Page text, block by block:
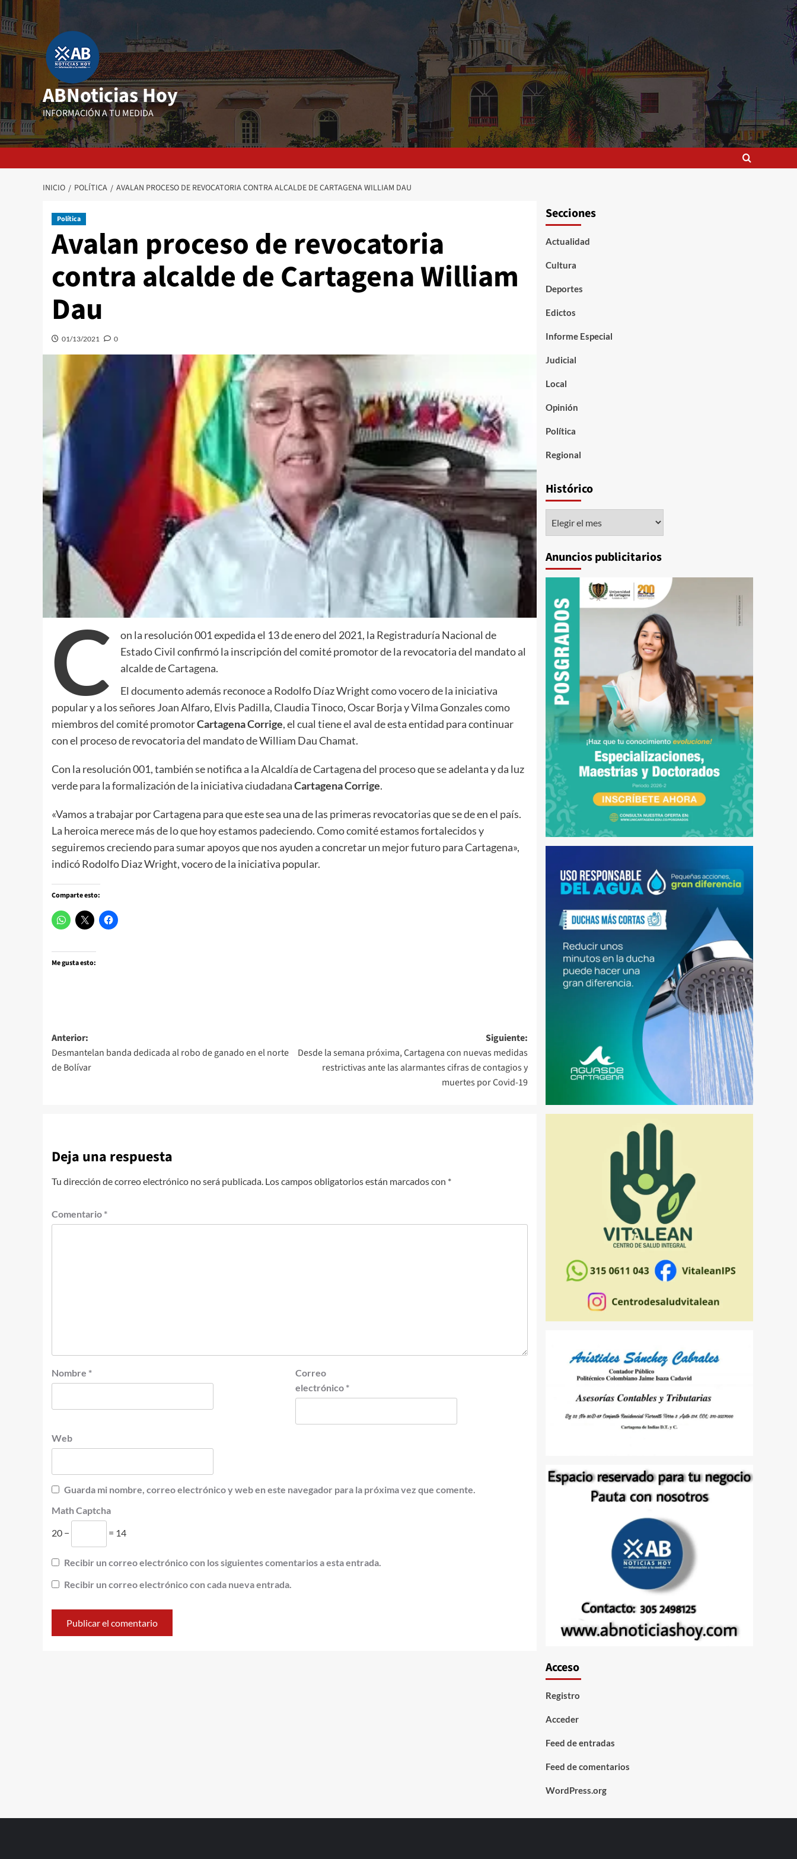
al
contenido
ABNoticias Hoy
INFORMACIÓN A TU MEDIDA
INICIO POLÍTICA AVALAN PROCESO DE REVOCATORIA CONTRA ALCALDE DE CARTAGENA WILLIAM DAU
Política
Avalan proceso de revocatoria
contra alcalde de Cartagena William
Dau
01/13/2021 0
C
on la resolución 001 expedida el 13 de enero del 2021, la Registraduría Nacional de
Estado Civil confirmó la inscripción del comité promotor de la revocatoria del mandato al
alcalde de Cartagena.
El documento además reconoce a Rodolfo Díaz Wright como vocero de la iniciativa
popular y a los señores Joan Alfaro, Elvis Padilla, Claudia Tinoco, Oscar Borja y Vilma Gonzales como
miembros del comité promotorCartagena Corrige, el cual tiene el aval de esta entidad para continuar
con el proceso de revocatoria del mandato de William Dau Chamat.
Con la resolución 001, también se notifica a la Alcaldía de Cartagena del proceso que se adelanta y da luz
verde para la formalización de la iniciativa ciudadanaCartagena Corrige.
«Vamos a trabajar por Cartagena para que este sea una de las primeras revocatorias que se de en el país.
La heroica merece más de lo que hoy estamos padeciendo. Como comité estamos fortalecidos y
seguiremos creciendo para sumar apoyos que nos ayuden a concretar un mejor futuro para Cartagena»,
indicó Rodolfo Diaz Wright, vocero de la iniciativa popular.
Comparte esto:
Me gusta esto:
Navegación
de
entradas
Anterior:
Desmantelan banda dedicada al robo de ganado en el norte
de Bolívar
Siguiente:
Desde la semana próxima, Cartagena con nuevas medidas
restrictivas ante las alarmantes cifras de contagios y
muertes por Covid-19
Deja una respuesta
Tu dirección de correo electrónico no será publicada. Los campos obligatorios están marcados con *
Comentario *
Nombre *
Correo
electrónico *
Web
Guarda mi nombre, correo electrónico y web en este navegador para la próxima vez que comente.
Math Captcha
20 −
= 14
Recibir un correo electrónico con los siguientes comentarios a esta entrada.
Recibir un correo electrónico con cada nueva entrada.
Secciones
Actualidad
Cultura
Deportes
Edictos
Informe Especial
Judicial
Local
Opinión
Política
Regional
Histórico
Anuncios publicitarios
Acceso
Registro
Acceder
Feed de entradas
Feed de comentarios
WordPress.org